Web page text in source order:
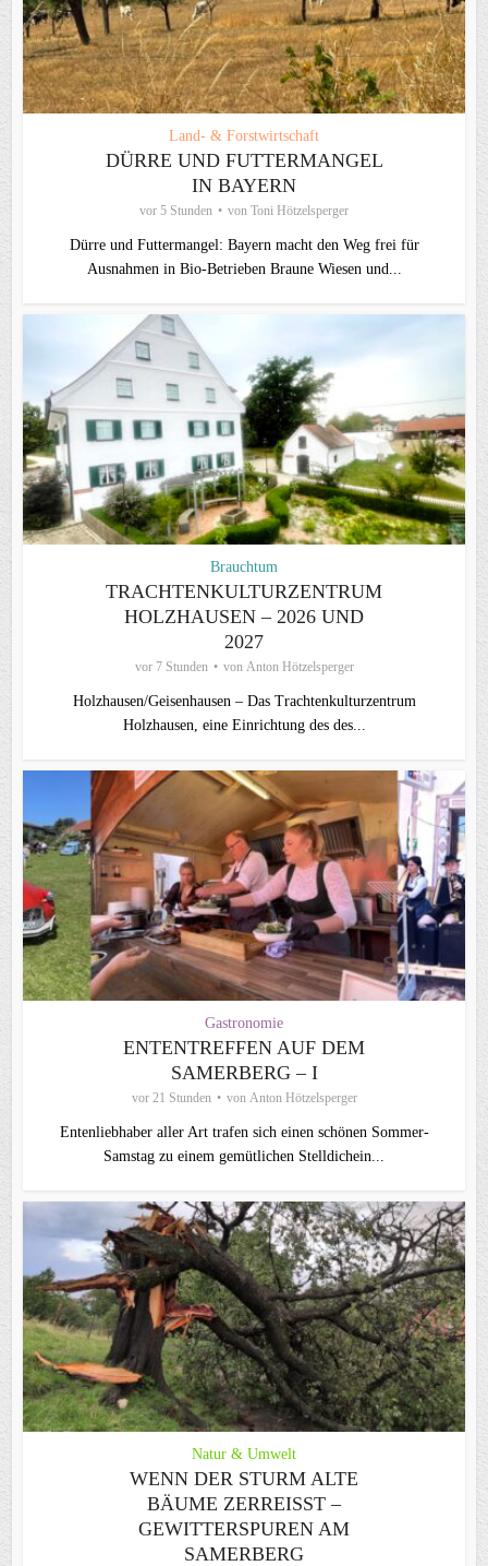
Land- & Forstwirtschaft
DÜRRE UND FUTTERMANGEL
IN BAYERN
vor 5 Stunden von Toni Hötzelsperger
Dürre und Futtermangel: Bayern macht den Weg frei für
Ausnahmen in Bio-Betrieben Braune Wiesen und...
Brauchtum
TRACHTENKULTURZENTRUM
HOLZHAUSEN – 2026 UND
2027
vor 7 Stunden von Anton Hötzelsperger
Holzhausen/Geisenhausen – Das Trachtenkulturzentrum
Holzhausen, eine Einrichtung des des...
Gastronomie
ENTENTREFFEN AUF DEM
SAMERBERG – I
vor 21 Stunden von Anton Hötzelsperger
Entenliebhaber aller Art trafen sich einen schönen Sommer-
Samstag zu einem gemütlichen Stelldichein...
Natur & Umwelt
WENN DER STURM ALTE
BÄUME ZERREISST – G
EWITTERSPUREN AM S
AMERBERG